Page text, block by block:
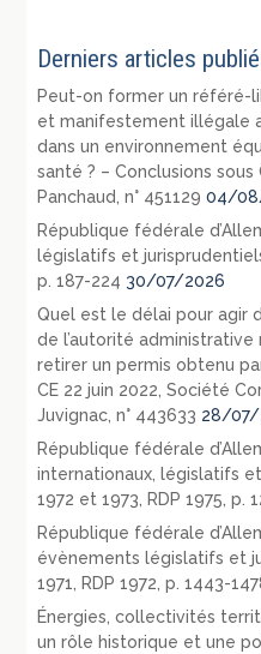
Derniers articles
Peut-on former un référé-
et manifestement illégale
dans un environnement
santé ? – Conclusions sous
Panchaud, n° 451129 04/
République fédérale
législatifs et
p. 187-224 30/07/2026
Quel est le délai pour agir
de l’autorité administrative
retirer un permis obtenu
CE 22 juin 2022, Société
Juvignac, n° 443633 28/07/
République fédérale
internationaux, législatifs
1972 et 1973, RDP 1975, p.
République fédérale
évènements législatifs et
1971, RDP 1972, p. 1443-
Énergies, collectivités
un rôle historique et une